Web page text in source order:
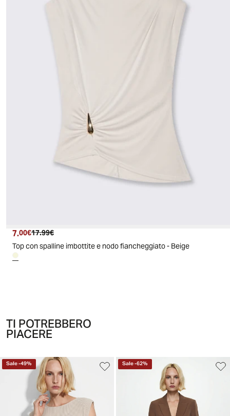
Prezzo attuale
7.00€ Prezzo originale
17.99€
Top con spalline imbottite e nodo fiancheggiato - Beige
TI POTREBBERO
PIACERE
Sale-49% Sale-62%